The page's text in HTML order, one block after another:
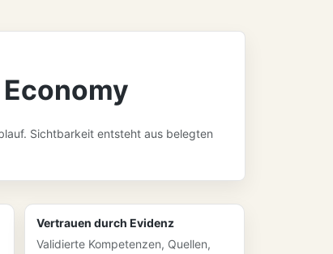
Sichtbarkeit entsteht aus belegten
Vertrauen durch Evidenz
Validierte Kompetenzen, Quellen,